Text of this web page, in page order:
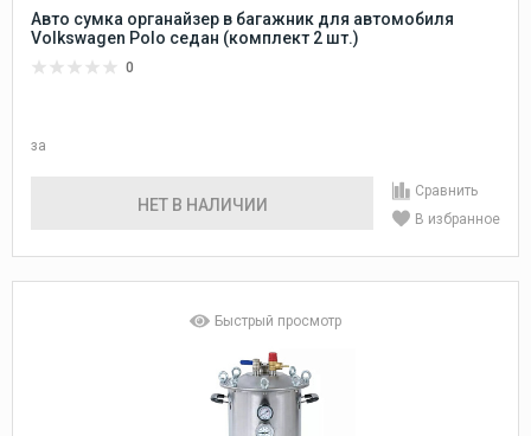
Авто сумка органайзер в багажник для автомобиля
Volkswagen Polo седан (комплект 2 шт.)
0
за
НЕТ В НАЛИЧИИ
Сравнить
В избранное
Быстрый просмотр